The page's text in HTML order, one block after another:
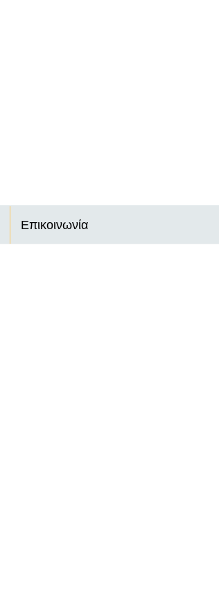
Επικοινωνία